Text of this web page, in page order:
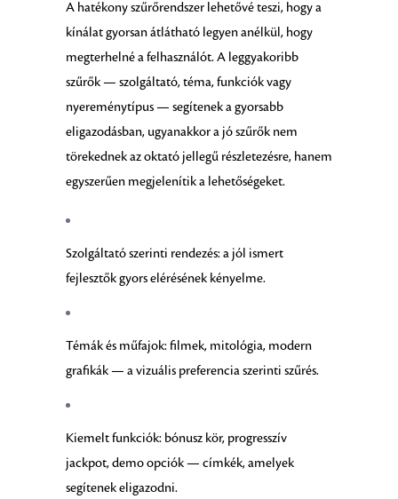
A hatékony szűrőrendszer lehetővé teszi, hogy a
kínálat gyorsan átlátható legyen anélkül, hogy
megterhelné a felhasználót. A leggyakoribb
szűrők — szolgáltató, téma, funkciók vagy
nyereménytípus — segítenek a gyorsabb
eligazodásban, ugyanakkor a jó szűrők nem
törekednek az oktató jellegű részletezésre, hanem
egyszerűen megjelenítik a lehetőségeket.
Szolgáltató szerinti rendezés: a jól ismert
fejlesztők gyors elérésének kényelme.
Témák és műfajok: filmek, mitológia, modern
grafikák — a vizuális preferencia szerinti szűrés.
Kiemelt funkciók: bónusz kör, progresszív
jackpot, demo opciók — címkék, amelyek
segítenek eligazodni.